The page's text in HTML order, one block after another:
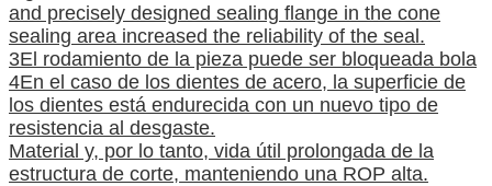
and precisely designed sealing flange in the cone
sealing area increased the reliability of the seal.
3El rodamiento de la pieza puede ser bloqueada bola
4En el caso de los dientes de acero, la superficie de
los dientes está endurecida con un nuevo tipo de
resistencia al desgaste.
Material y, por lo tanto, vida útil prolongada de la
estructura de corte, manteniendo una ROP alta.